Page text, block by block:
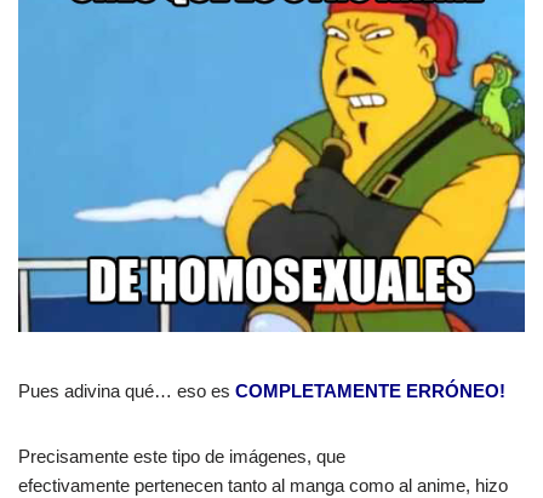
Pues adivina qué… eso es COMPLETAMENTE ERRÓNEO!
Precisamente este tipo de imágenes, que
efectivamente pertenecen tanto al manga como al anime, hizo